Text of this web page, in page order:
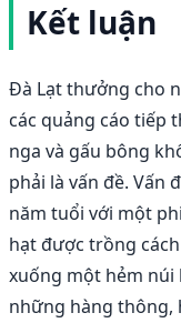
Kết luận
Đà Lạt thưởng cho
các quảng cáo tiếp
nga và gấu bông
phải là vấn đề. Vấn
năm tuổi với một
hạt được trồng
xuống một hẻm núi
những hàng thông,